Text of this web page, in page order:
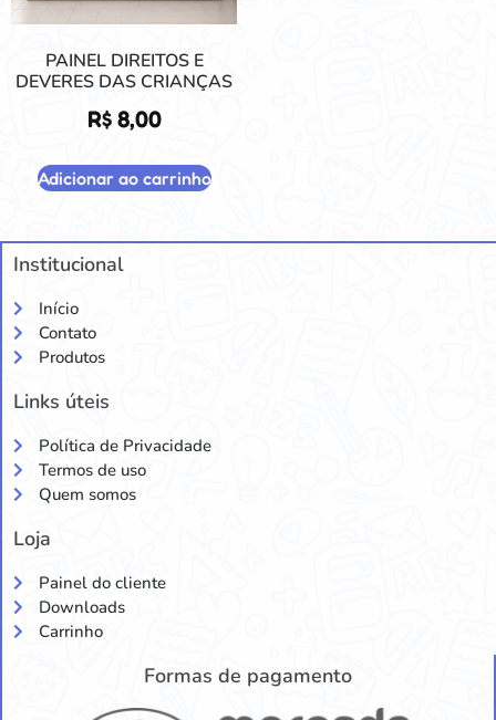
PAINEL DIREITOS E
DEVERES DAS CRIANÇAS
R$8,00
Adicionar ao carrinho
Institucional
Início
Contato
Produtos
Links úteis
Política de Privacidade
Termos de uso
Quem somos
Loja
Painel do cliente
Downloads
Carrinho
Formas de pagamento